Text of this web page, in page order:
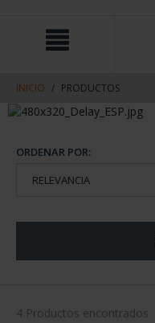
contenido
navegacin
INICIO PRODUCTOS
ORDENAR POR:
4 Productos encontrados